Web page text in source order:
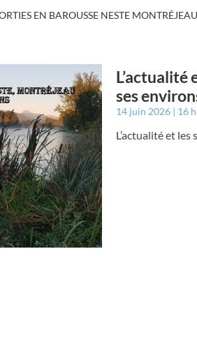
EN BAROUSSE NESTE
L’actualité
ses
14 juin 2026 16
L’actualité et